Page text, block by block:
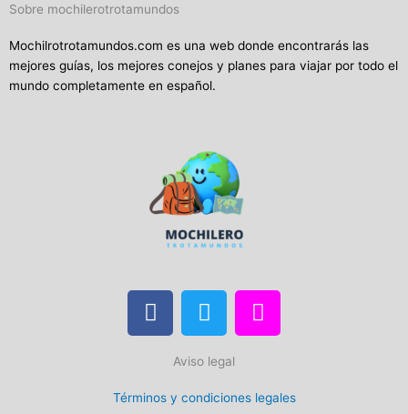
Sobre mochilerotrotamundos
Mochilrotrotamundos.com es una web donde encontrarás las
mejores guías, los mejores conejos y planes para viajar por todo el
mundo completamente en español.
F
a
b
T
w
t
t
I
n
a
Aviso legal
Términos y condiciones legales